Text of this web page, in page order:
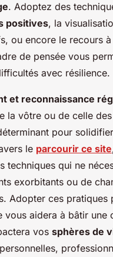
. Adoptez des
positives, la
ou encore le recours à
de pensée vous
avec résilience.
et reconnaissance
la vôtre ou de celle
pour
le parcourir ce site
techniques qui ne
exorbitants ou de
Adopter ces pratiques
vous aidera à bâtir une
vos sphères de